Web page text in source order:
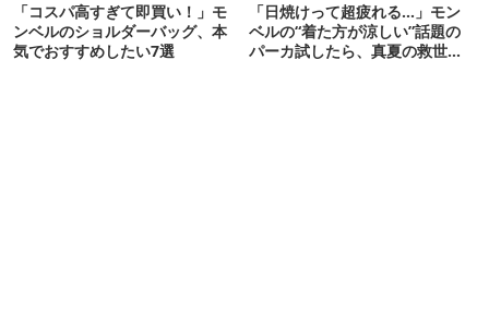
「コスパ高すぎて即買い！」モ
ンベルのショルダーバッグ、本
気でおすすめしたい7選
「日焼けって超疲れる…」モン
ベルの“着た方が涼しい”話題の
パーカ試したら、真夏の救世主